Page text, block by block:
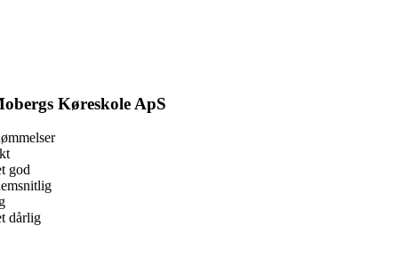
Køreskole ApS
god
dårlig